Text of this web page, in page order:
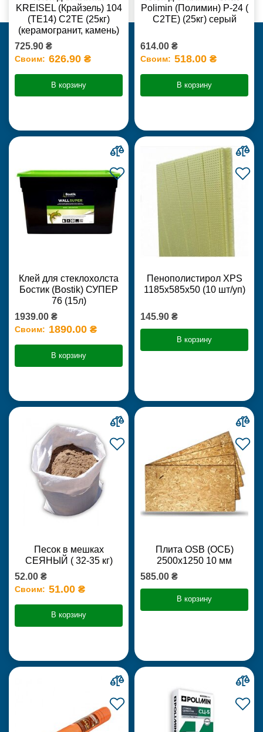
KREISEL (Крайзель) 104
(ТЕ14) С2TE (25кг)
(керамогранит, камень)
725.90 ₴
Своим: 626.90 ₴
В корзину
Polimin (Полимин) Р-24 (
С2ТЕ) (25кг) серый
614.00 ₴
Своим: 518.00 ₴
В корзину
Клей для стеклохолста
Бостик (Bostik) СУПЕР
76 (15л)
1939.00 ₴
Своим: 1890.00 ₴
В корзину
Пенополистирол XPS
1185х585х50 (10 шт/уп)
145.90 ₴
В корзину
Песок в мешках
СЕЯНЫЙ ( 32-35 кг)
52.00 ₴
Своим: 51.00 ₴
В корзину
Плита OSB (ОСБ)
2500х1250 10 мм
585.00 ₴
В корзину